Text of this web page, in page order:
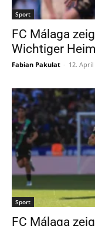
Sport
FC Málaga
Wichtiger
Fabian Pakulat - 12. April
Sport
FC Málaga